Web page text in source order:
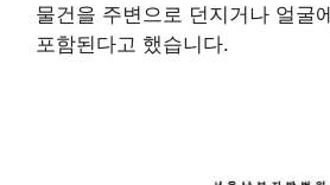
물건을 주변으로 던지거나 얼굴
포함된다고 했습니다.